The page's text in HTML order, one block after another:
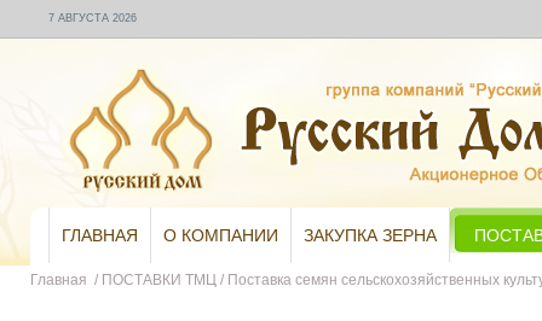
7 АВГУСТА 2026
ГЛАВНАЯ О КОМПАНИИ ЗАКУПКА ЗЕРНА
Главная / ПОСТАВКИ ТМЦ / Поставка семян сельскохозяйственных